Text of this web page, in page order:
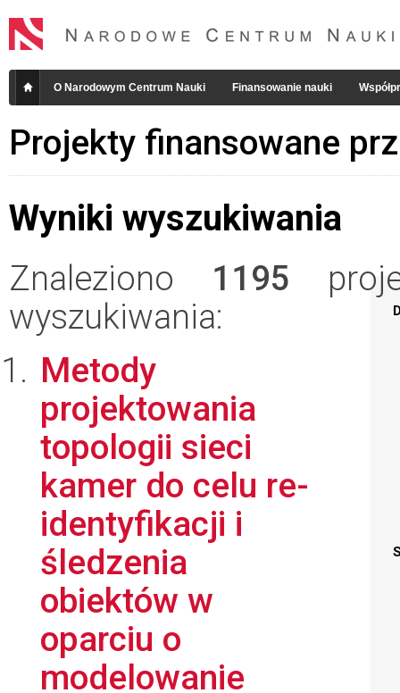
O Narodowym Centrum Nauki Finansowanie nauki
Projekty finansowane
Wyniki wyszukiwania
Znaleziono 1195
wyszukiwania:
Metody
projektowania
topologii sieci
kamer do celu re-
identyfikacji i
śledzenia
obiektów w
oparciu o
modelowanie